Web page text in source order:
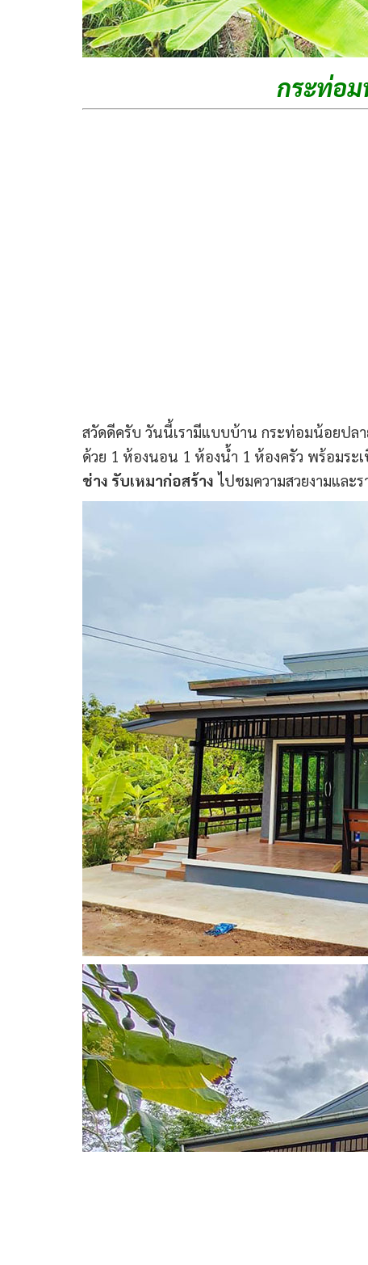
กระท่อ
สวัดดีครับ วันนี้เรามีแบบบ้าน กระท่อมน้อยปล
ด้วย 1 ห้องนอน 1 ห้องน้ำ 1 ห้องครัว พร้อมร
ช่าง รับเหมาก่อสร้าง ไปชมความสวยงามและ